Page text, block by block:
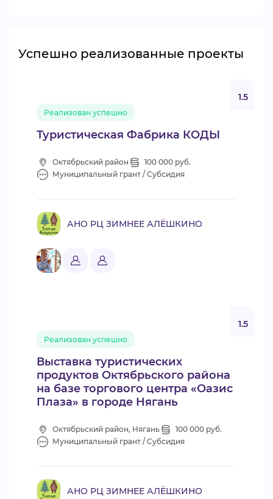
Успешно реализованные проекты
Туристическая Фабрика КОДЫ
Реализован успешно
1.5
Октябрьский район
100 000 руб.
Муниципальный грант / Субсидия
АНО РЦ ЗИМНЕЕ АЛЁШКИНО
Выставка туристических
продуктов Октябрьского района
на базе торгового центра «Оазис
Плаза» в городе Нягань
Реализован успешно
1.5
Октябрьский район, Нягань
100 000 руб.
Муниципальный грант / Субсидия
АНО РЦ ЗИМНЕЕ АЛЁШКИНО